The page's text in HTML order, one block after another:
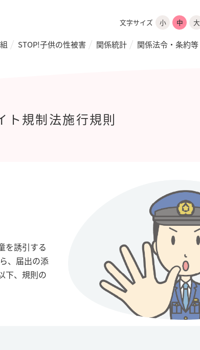
文字サイズ 小 中 大
STOP!子供の性被害 関係統計 関係法令・条約等
ト規制法施行規則
を誘引する
、届出の添
下、規則の